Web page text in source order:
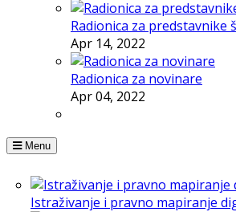
Radionica za
Apr 14, 2022
Radionica za novinare
Apr 04, 2022
Istraživanje i pravno mapiranje
Menu